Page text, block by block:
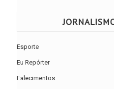
Esporte
Eu Repórter
Falecimentos